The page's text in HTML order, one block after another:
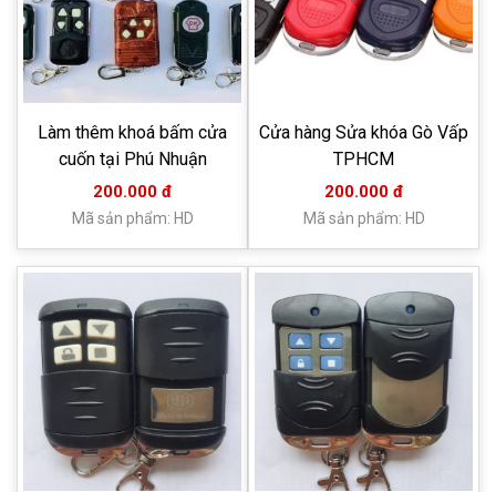
Làm thêm khoá bấm cửa
cuốn tại Phú Nhuận
200.000 đ
Mã sản phẩm: HD
Cửa hàng Sửa khóa Gò Vấp
TPHCM
200.000 đ
Mã sản phẩm: HD